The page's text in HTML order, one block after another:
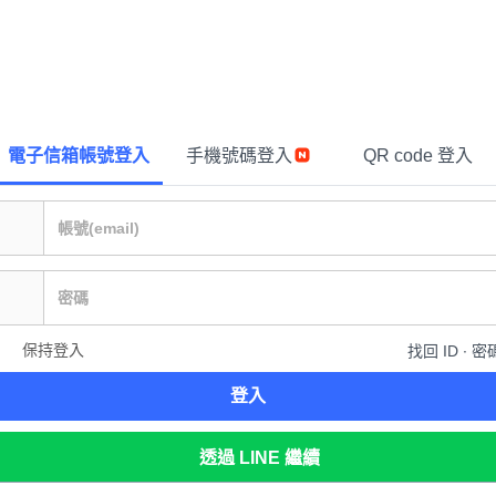
電子信箱帳號登入 手機號碼登入 QR code 登入
保持登入 找回 ID ∙ 密
登入
透過 LINE 繼續